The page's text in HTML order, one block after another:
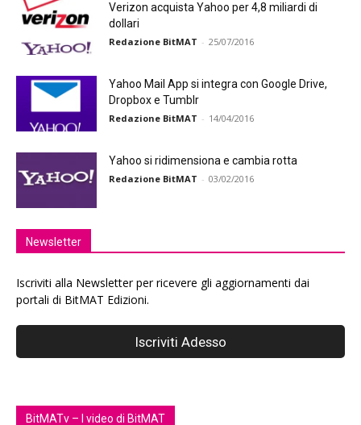
Verizon acquista Yahoo per 4,8 miliardi di
dollari
Redazione BitMAT - 25/07/2016
Yahoo Mail App si integra con Google Drive,
Dropbox e Tumblr
Redazione BitMAT - 14/04/2016
Yahoo si ridimensiona e cambia rotta
Redazione BitMAT - 03/02/2016
Newsletter
Iscriviti alla Newsletter per ricevere gli aggiornamenti dai
portali di BitMAT Edizioni.
BitMATv – I video di BitMAT